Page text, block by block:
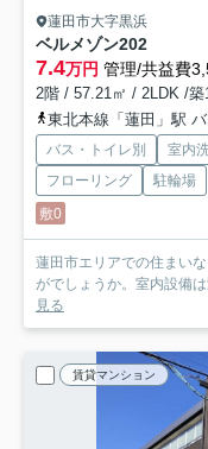
蓮田市大字黒浜
ベルメゾン202
7.4万円 管理/共益費
2階 / 57.21㎡ / 2LDK /築
東北本線「蓮田」駅
バス・トイレ別 室内
フローリング
駐輪場
敷0
蓮田市エリアでの住まい
がでしょうか。室内設備
見る
賃貸マンション